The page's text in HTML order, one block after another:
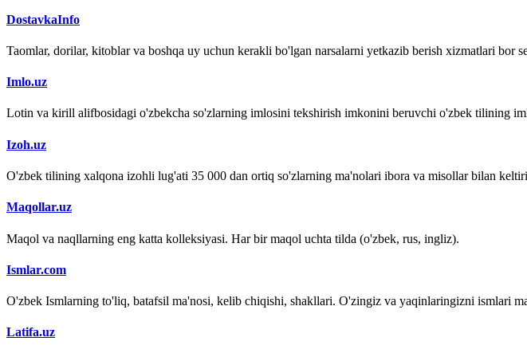
DostavkaInfo
Taomlar, dorilar, kitoblar va boshqa uy uchun kerakli bo'lgan narsalarni yetkazib berish xizmatlari bor
Imlo.uz
Lotin va kirill alifbosidagi o'zbekcha so'zlarning imlosini tekshirish imkonini beruvchi o'zbek tilining
Izoh.uz
O'zbek tilining xalqona izohli lug'ati 35 000 dan ortiq so'zlarning ma'nolari ibora va misollar bilan
Maqollar.uz
Maqol va naqllarning eng katta kolleksiyasi. Har bir maqol uchta tilda (o'zbek, rus, ingliz).
Ismlar.com
O'zbek Ismlarning to'liq, batafsil ma'nosi, kelib chiqishi, shakllari. O'zingiz va yaqinlaringizni ismlari
Latifa.uz